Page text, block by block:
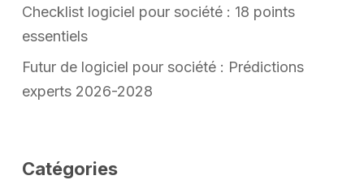
Checklist logiciel pour société : 18 points
essentiels
Futur de logiciel pour société : Prédictions
experts 2026-2028
Catégories